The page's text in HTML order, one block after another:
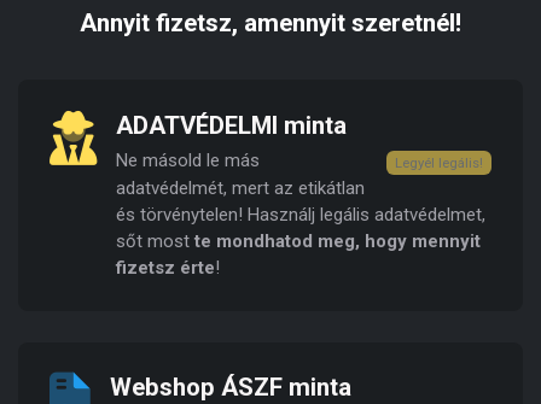
Annyit fizetsz, amennyit szeretnél!
ADATVÉDELMI minta
Legyél legális!
Ne másold le más
adatvédelmét, mert az etikátlan
és törvénytelen! Használj legális adatvédelmet,
sőt most te mondhatod meg, hogy mennyit
fizetsz érte!
Webshop ÁSZF minta